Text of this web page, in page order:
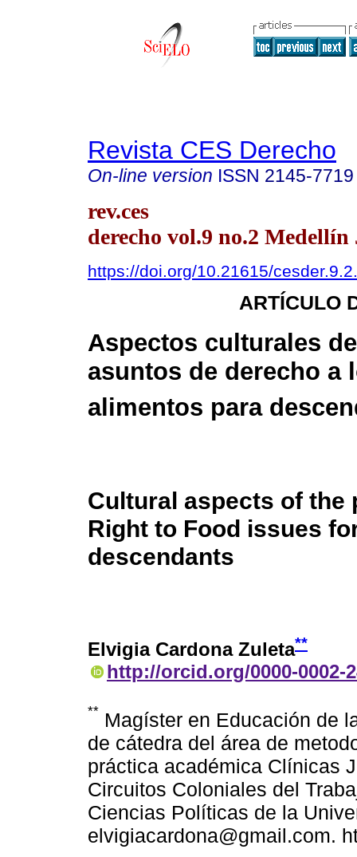
Revista CES Derecho
On-line version ISSN 2145-7719
rev.ces
derecho vol.9 no.2 Medellín
https://doi.org/10.21615/
ARTÍCULO
Aspectos culturales
asuntos de derecho a
alimentos para
Cultural aspects of the
Right to Food issues
descendants
Elvigia Cardona Zuleta**
http://orcid.org/0000-0002-
** Magíster en Educación de
de cátedra del área de
práctica académica Clínicas
Circuitos Coloniales del
Ciencias Políticas de la
elvigiacardona@gmail.com.